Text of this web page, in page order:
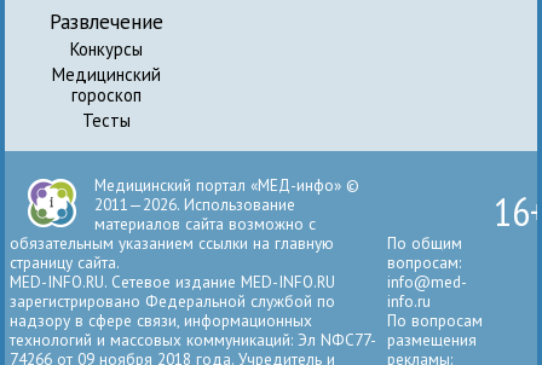
Развлечение
Конкурсы
Медицинский
гороскоп
Тесты
Медицинский портал «МЕД-инфо» ©
2011—2026. Использование
материалов сайта возможно с
обязательным указанием ссылки на главную
страницу сайта.
MED-INFO.RU. Сетевое издание MED-INFO.RU
зарегистрировано Федеральной службой по
надзору в сфере связи, информационных
технологий и массовых коммуникаций: Эл NФС77-
74266 от 09 ноября 2018 года. Учредитель и
По общим
вопросам:
info@med-
info.ru
По вопросам
размещения
рекламы: